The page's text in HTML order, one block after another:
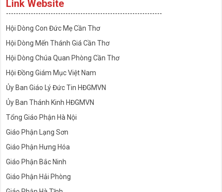
Link Website
---------------------------------------------------------------
Hội Dòng Con Đức Mẹ Cần Thơ
Hội Dòng Mến Thánh Giá Cần Thơ
Hội Dòng Chúa Quan Phòng Cần Thơ
Hội Đồng Giám Mục Việt Nam
Ủy Ban Giáo Lý Đức Tin HĐGMVN
Ủy Ban Thánh Kinh HĐGMVN
Tổng Giáo Phận Hà Nội
Giáo Phận Lạng Sơn
Giáo Phận Hưng Hóa
Giáo Phận Bắc Ninh
Giáo Phận Hải Phòng